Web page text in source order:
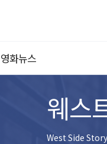
영화뉴스
웨스
West Side